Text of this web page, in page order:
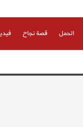
الحمل قصة نجاح